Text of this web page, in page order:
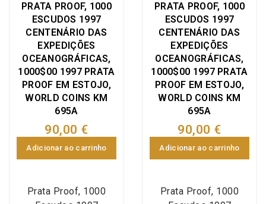
Expedições
Oceanográficas
realizadas pelo rei D.
Carlos I nos iates D.
Amélia I a IV, Emissão
especial da Imprensa
Nacional Casa da
Moeda (INCM), moeda
integrada no plano
numismático da
campanhas
oceanográficas de D.
Expedições
Oceanográficas
realizadas pelo rei D.
Carlos I nos iates D.
Amélia I a IV, Emissão
especial da Imprensa
Nacional Casa da
Moeda (INCM), moeda
integrada no plano
numismático da
campanhas
oceanográficas de D.
PRATA PROOF, 1000
ESCUDOS 1997
CENTENÁRIO DAS
EXPEDIÇÕES
OCEANOGRÁFICAS,
1000$00 1997 PRATA
PROOF EM ESTOJO,
WORLD COINS KM
695A
90,00 €
Adicionar ao carrinho
Prata Proof, 1000
PRATA PROOF, 1000
ESCUDOS 1997
CENTENÁRIO DAS
EXPEDIÇÕES
OCEANOGRÁFICAS,
1000$00 1997 PRATA
PROOF EM ESTOJO,
WORLD COINS KM
695A
90,00 €
Adicionar ao carrinho
Prata Proof, 1000